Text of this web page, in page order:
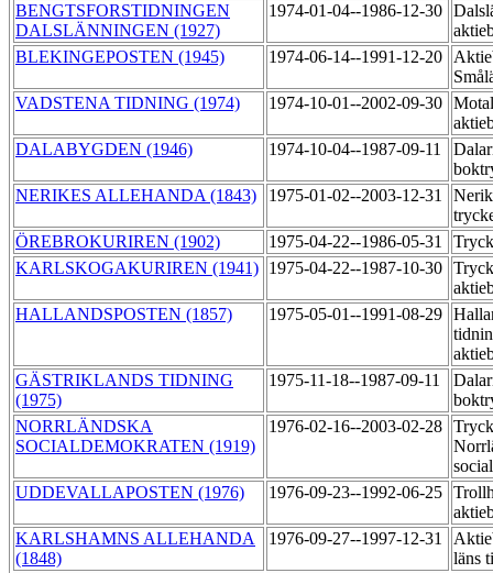
BENGTSFORSTIDNINGEN
DALSLÄNNINGEN (1927)
1974-01-04--1986-12-30
BLEKINGEPOSTEN (1945)
1974-06-14--1991-12-20
VADSTENA TIDNING (1974)
1974-10-01--2002-09-30
DALABYGDEN (1946)
1974-10-04--1987-09-11
NERIKES ALLEHANDA (1843)
1975-01-02--2003-12-31
ÖREBROKURIREN (1902)
1975-04-22--1986-05-31
KARLSKOGAKURIREN (1941) 1975-04-22--1987-10-30
HALLANDSPOSTEN (1857)
1975-05-01--1991-08-29
GÄSTRIKLANDS TIDNING
(1975)
1975-11-18--1987-09-11
NORRLÄNDSKA
SOCIALDEMOKRATEN (1919)
1976-02-16--2003-02-28
UDDEVALLAPOSTEN (1976)
1976-09-23--1992-06-25
KARLSHAMNS ALLEHANDA
(1848)
1976-09-27--1997-12-31
läns